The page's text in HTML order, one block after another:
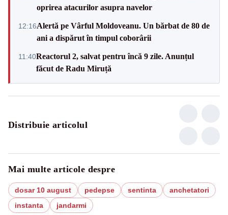
oprirea atacurilor asupra navelor
12:16Alertă pe Vârful Moldoveanu. Un bărbat de 80 de
ani a dispărut în timpul coborârii
11:40Reactorul 2, salvat pentru încă 9 zile. Anunțul
făcut de Radu Miruță
Distribuie articolul
Mai multe articole despre
dosar 10 august pedepse sentinta
anchetatori
instanta
jandarmi